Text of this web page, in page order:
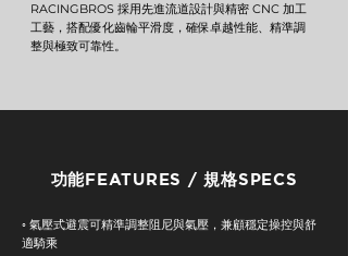
RACINGBROS 採用先進流道設計與精密 CNC 加工
工藝，搭配優化齒輪平滑度，確保卓越性能、精準調
整與極致可靠性。
功能FEATURES / 規格SPECS
◦ 氣壓式避震可精準調整阻尼與氣壓，兼顧穩定操控與舒
適騎乘